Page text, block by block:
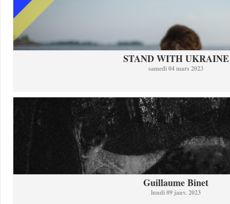
STAND WITH UKRAINE
samedi 04 mars 2023
Guillaume Binet
lundi 09 janv. 2023